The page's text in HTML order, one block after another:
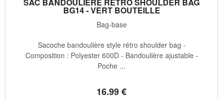
BG14 - VERT BOUTEILLE
Bag-base
16.99€
Sacoche bandoulière style rétro shoulder bag -
Composition : Polyester 600D - Bandoulière ajustable -
Poche ...